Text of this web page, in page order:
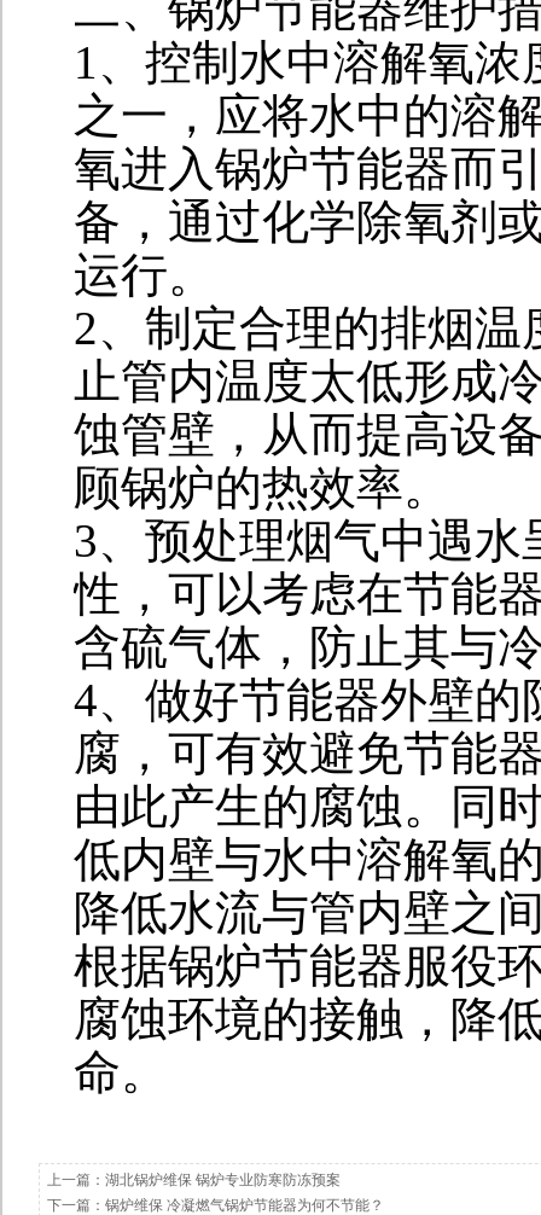
1、控制水中溶解氧
之一，应将水中的溶
氧进入锅炉节能器而
备，通过化学除氧剂
运行。
2、制定合理的排烟
止管内温度太低形成
蚀管壁，从而提高设
顾锅炉的热效率。
3、预处理烟气中遇
性，可以考虑在节能
含硫气体，防止其与
4、做好节能器外壁
腐，可有效避免节能
由此产生的腐蚀。同
低内壁与水中溶解氧
降低水流与管内壁之
根据锅炉节能器服役
腐蚀环境的接触，降
命。
上一篇：湖北锅炉维保 锅炉专业防寒防冻预案
下一篇：锅炉维保 冷凝燃气锅炉节能器为何不节能？